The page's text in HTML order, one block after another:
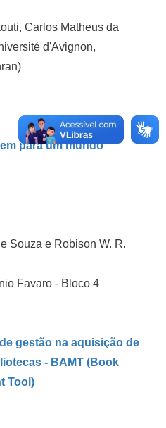
Carlos Matheus da
d'Avignon,
para um mundo
Souza e Robison W. R.
Favaro - Bloco 4
gestão na aquisição de
- BAMT (Book
Tool)